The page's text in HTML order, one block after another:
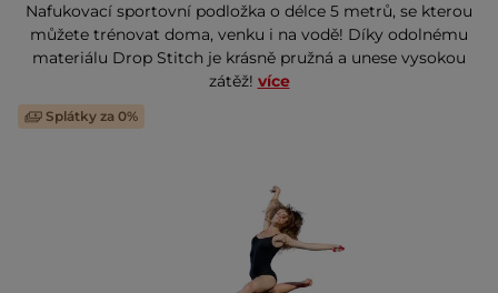
Nafukovací sportovní podložka o délce 5 metrů, se kterou
můžete trénovat doma, venku i na vodě! Díky odolnému
materiálu Drop Stitch je krásně pružná a unese vysokou
zátěž! více
Splátky za 0%